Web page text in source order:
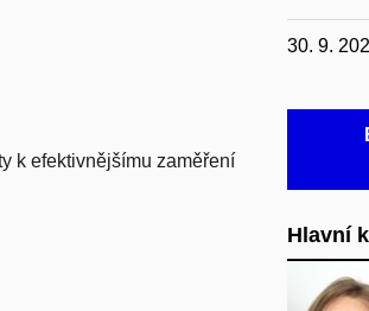
k efektivnějšímu zaměření
30. 9.
Hlavní